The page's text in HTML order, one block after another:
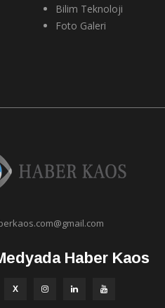
Bilim Teknoloji
Foto Galeri
Haber Kaos